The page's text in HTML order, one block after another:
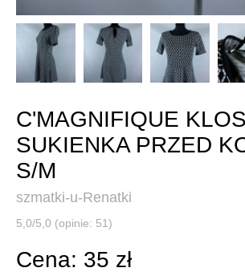
C'MAGNIFIQUE
SUKIENKA PRZED
S/M
szmatki-u-Renatki
5,0/5,0 (opinie: 51)
Cena: 35 zł